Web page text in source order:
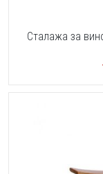
Сталажа за